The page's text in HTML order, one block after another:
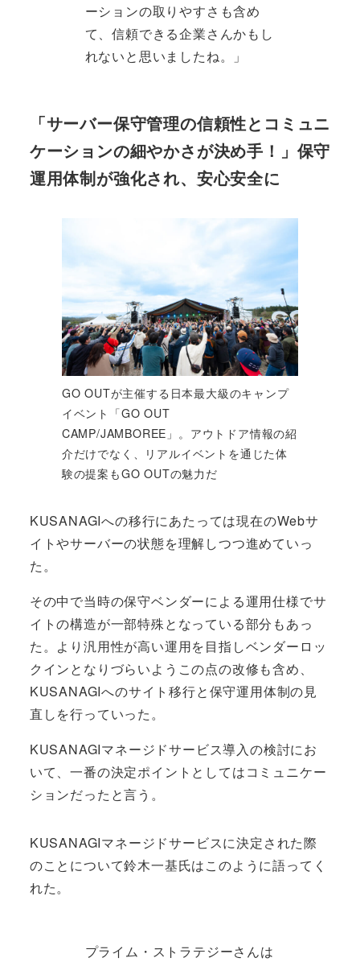
ーションの取りやすさも含め
て、信頼できる企業さんかもし
れないと思いましたね。」
「サーバー保守管理の信頼性とコミュニ
ケーションの細やかさが決め手！」保守
運用体制が強化され、安心安全に
GO OUTが主催する日本最大級のキャンプ
イベント「GO OUT
CAMP/JAMBOREE」。アウトドア情報の紹
介だけでなく、リアルイベントを通じた体
験の提案もGO OUTの魅力だ
KUSANAGIへの移行にあたっては現在のWebサ
イトやサーバーの状態を理解しつつ進めていっ
た。
その中で当時の保守ベンダーによる運用仕様でサ
イトの構造が一部特殊となっている部分もあっ
た。より汎用性が高い運用を目指しベンダーロッ
クインとなりづらいようこの点の改修も含め、
KUSANAGIへのサイト移行と保守運用体制の見
直しを行っていった。
KUSANAGIマネージドサービス導入の検討にお
いて、一番の決定ポイントとしてはコミュニケー
ションだったと言う。
KUSANAGIマネージドサービスに決定された際
のことについて鈴木一基氏はこのように語ってく
れた。
プライム・ストラテジーさんは